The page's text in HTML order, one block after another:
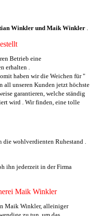
Winkler und Maik Winkler
Betrieb eine
erhalten .
haben wir die Weichen für "
all unseren Kunden jetzt höchste
garantieren, welche ständig
wird . Wir finden, eine tolle
die wohlverdienten Ruhestand .
ihn jederzeit in der Firma
Maik Winkler
Maik Winkler, alleiniger